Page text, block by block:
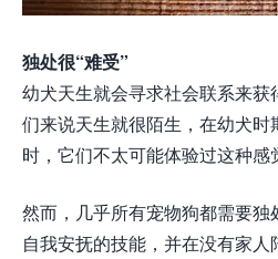
独处很“难受”
幼犬天生就会寻求社会联系来获
们来说天生就很陌生，在幼犬
时，它们不太可能体验过这种感
然而，几乎所有宠物狗都需要
自我安抚的技能，并在没有家